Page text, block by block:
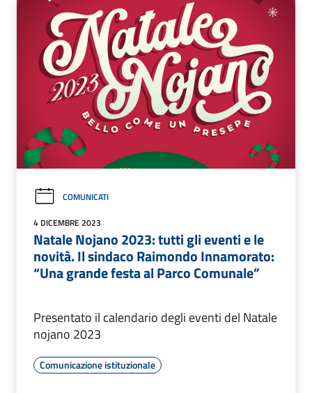
COMUNICATI
4 DICEMBRE 2023
Natale Nojano 2023: tutti gli eventi e le
novità. Il sindaco Raimondo Innamorato:
“Una grande festa al Parco Comunale”
Presentato il calendario degli eventi del Natale
nojano 2023
Comunicazione istituzionale